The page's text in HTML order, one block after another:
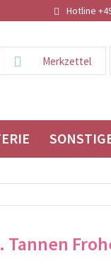
Hotline
Merkzettel
Tannen